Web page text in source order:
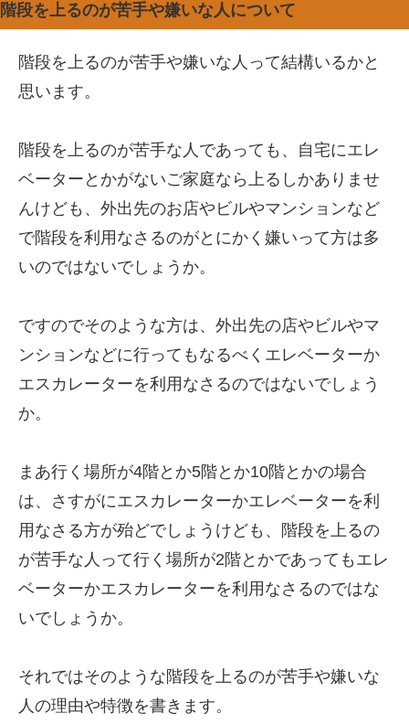
階段を上るのが苦手や嫌いな人について
階段を上るのが苦手や嫌いな人って結構いるかと
思います。
階段を上るのが苦手な人であっても、自宅にエレ
ベーターとかがないご家庭なら上るしかありませ
んけども、外出先のお店やビルやマンションなど
で階段を利用なさるのがとにかく嫌いって方は多
いのではないでしょうか。
ですのでそのような方は、外出先の店やビルやマ
ンションなどに行ってもなるべくエレベーターか
エスカレーターを利用なさるのではないでしょう
か。
まあ行く場所が4階とか5階とか10階とかの場合
は、さすがにエスカレーターかエレベーターを利
用なさる方が殆どでしょうけども、階段を上るの
が苦手な人って行く場所が2階とかであってもエレ
ベーターかエスカレーターを利用なさるのではな
いでしょうか。
それではそのような階段を上るのが苦手や嫌いな
人の理由や特徴を書きます。